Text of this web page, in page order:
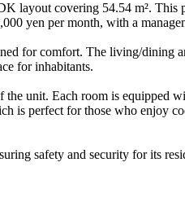
covering 54.54 m². This
yen per month, with a
for comfort. The living/dining
for inhabitants.
unit. Each room is
perfect for those who enjoy
safety and security for its